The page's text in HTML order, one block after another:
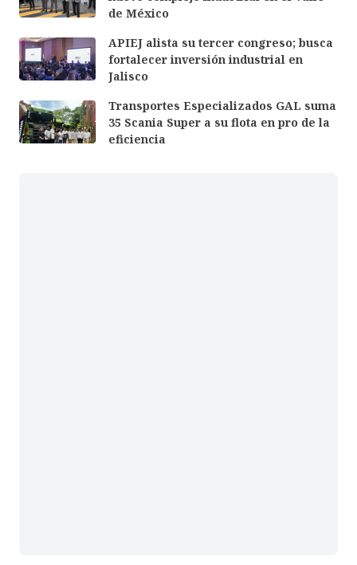
de México
APIEJ alista su tercer congreso; busca
fortalecer inversión industrial en
Jalisco
Transportes Especializados GAL suma
35 Scania Super a su flota en pro de la
eficiencia